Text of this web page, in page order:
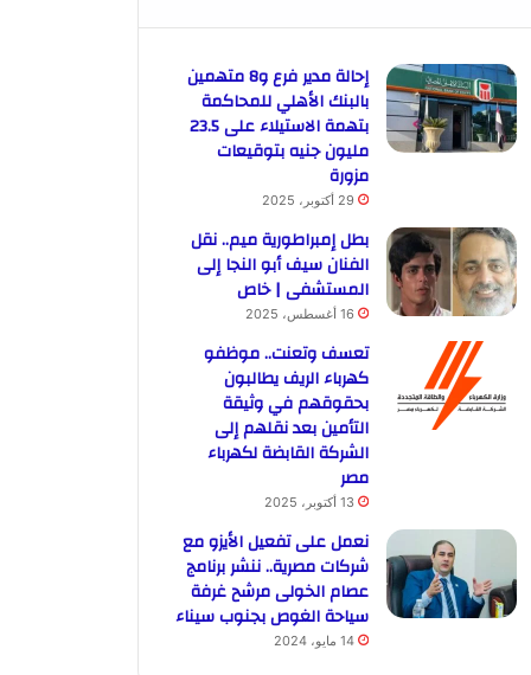
إحالة مدير فرع و8 متهمين
بالبنك الأهلي للمحاكمة
بتهمة الاستيلاء على 23.5
مليون جنيه بتوقيعات
مزورة
29 أكتوبر، 2025
بطل إمبراطورية ميم.. نقل
الفنان سيف أبو النجا إلى
المستشفى | خاص
16 أغسطس، 2025
تعسف وتعنت.. موظفو
كهرباء الريف يطالبون
بحقوقهم في وثيقة
التأمين بعد نقلهم إلى
الشركة القابضة لكهرباء
مصر
13 أكتوبر، 2025
نعمل على تفعيل الأيزو مع
شركات مصرية.. ننشر برنامج
عصام الخولى مرشح غرفة
سياحة الغوص بجنوب سيناء
14 مايو، 2024